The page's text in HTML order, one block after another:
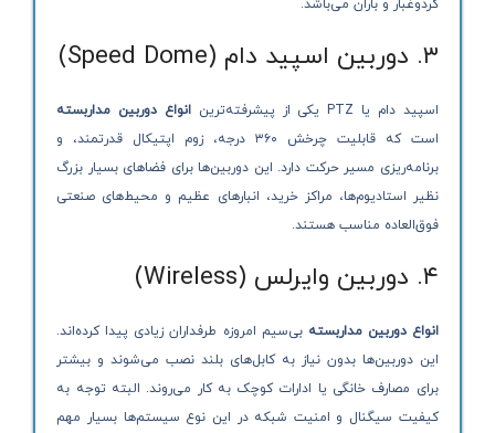
گردوغبار و باران می‌باشد.
۳. دوربین اسپید دام (Speed Dome)
اسپید دام یا PTZ یکی از پیشرفته‌ترین
انواع دوربین مداربسته
است که قابلیت چرخش ۳۶۰ درجه، زوم اپتیکال قدرتمند، و
برنامه‌ریزی مسیر حرکت دارد. این دوربین‌ها برای فضاهای بسیار بزرگ
نظیر استادیوم‌ها، مراکز خرید، انبارهای عظیم و محیط‌های صنعتی
فوق‌العاده مناسب هستند.
۴. دوربین وایرلس (Wireless)
انواع دوربین مداربسته بی‌سیم امروزه طرفداران زیادی پیدا کرده‌اند.
این دوربین‌ها بدون نیاز به کابل‌های بلند نصب می‌شوند و بیشتر
برای مصارف خانگی یا ادارات کوچک به کار می‌روند. البته توجه به
کیفیت سیگنال و امنیت شبکه در این نوع سیستم‌ها بسیار مهم